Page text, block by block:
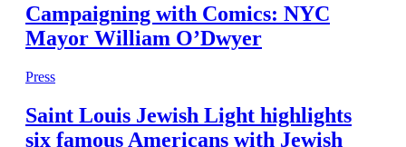
Campaigning with Comics: NYC
Mayor William O’Dwyer
Press
Saint Louis Jewish Light highlights
six famous Americans with Jewish